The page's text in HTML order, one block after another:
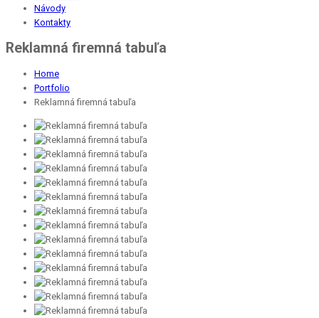
Návody
Kontakty
Reklamná firemná tabuľa
Home
Portfolio
Reklamná firemná tabuľa